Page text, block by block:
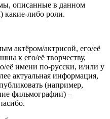
описанные в данном
какие-либо роли.
актёром/актрисой, его/её
к его/её творчеству,
её имени по-русски, и/или у
актуальная информация,
(например,
фильмографии) –